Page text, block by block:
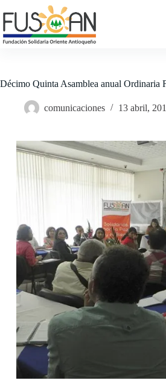
al
contenido
Décimo Quinta Asamblea anual Ordinaria
comunicaciones 13 abril,